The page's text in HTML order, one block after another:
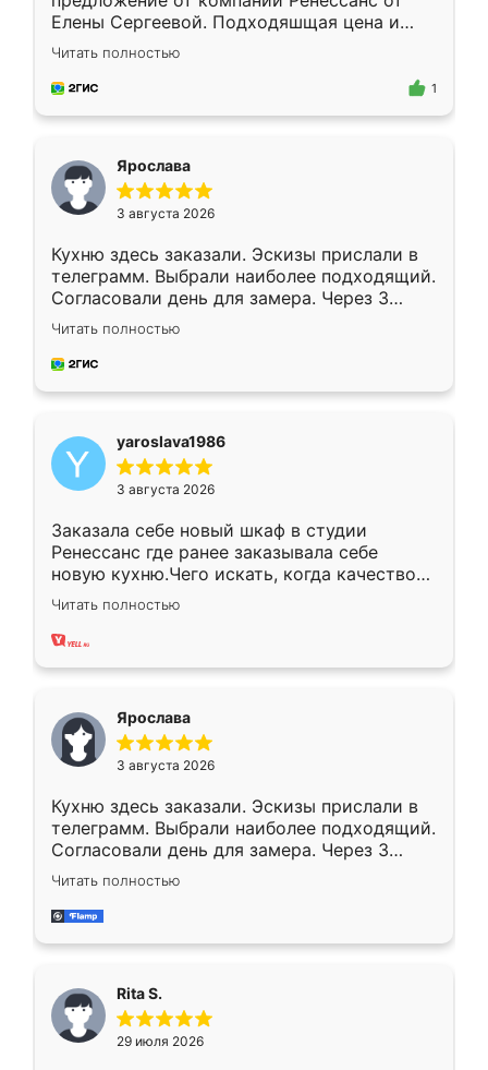
Елены Сергеевой. Подходяшщая цена и
короткие сроки изготовления. Приехавший
для замера сотрудник Владислав
предложил по моему эскизу самый
Читать полностью
1
Ярослава
3 августа 2026
Кухню здесь заказали. Эскизы прислали в
телеграмм. Выбрали наиболее подходящий.
Согласовали день для замера. Через 3
недели кухня была уже готова. Остались
довольны работой. Спасибо Ренессанс
мебель за качественную работу!
Читать полностью
yaroslava1986
3 августа 2026
Заказала себе новый шкаф в студии
Ренессанс где ранее заказывала себе
новую кухню.Чего искать, когда качеством
вполне довольна. Служит кухня уже почти
два года, нареканий нет.
Читать полностью
Ярослава
3 августа 2026
Кухню здесь заказали. Эскизы прислали в
телеграмм. Выбрали наиболее подходящий.
Согласовали день для замера. Через 3
недели кухня была уже готова. Остались
довольны работой. Спасибо Ренессанс
мебель за качественную работу!
Читать полностью
Rita S.
29 июля 2026